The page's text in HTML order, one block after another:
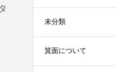
未分類
箕面について